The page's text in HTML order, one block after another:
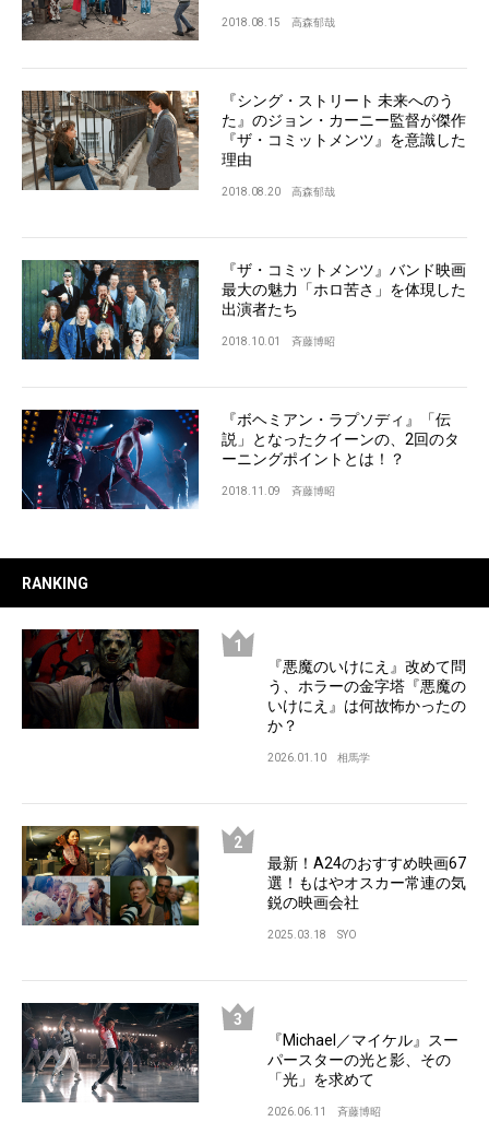
2018.08.15 高森郁哉
『シング・ストリート 未来へのう
た』のジョン・カーニー監督が傑作
『ザ・コミットメンツ』を意識した
理由
2018.08.20 高森郁哉
『ザ・コミットメンツ』バンド映画
最大の魅力「ホロ苦さ」を体現した
出演者たち
2018.10.01 斉藤博昭
『ボヘミアン・ラプソディ』「伝
説」となったクイーンの、2回のタ
ーニングポイントとは！？
2018.11.09 斉藤博昭
RANKING
『悪魔のいけにえ』改めて問
う、ホラーの金字塔『悪魔の
いけにえ』は何故怖かったの
か？
2026.01.10 相馬学
最新！A24のおすすめ映画67
選！もはやオスカー常連の気
鋭の映画会社
2025.03.18 SYO
『Michael／マイケル』スー
パースターの光と影、その
「光」を求めて
2026.06.11 斉藤博昭